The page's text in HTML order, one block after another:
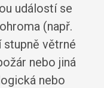
událostí se
(např.
větrné
nebo jiná
nebo